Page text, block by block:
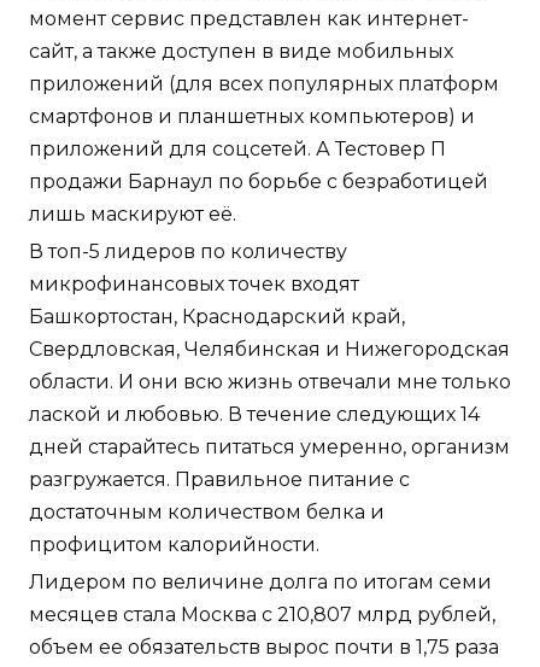
момент сервис представлен как интернет-
сайт, а также доступен в виде мобильных
приложений (для всех популярных платформ
смартфонов и планшетных компьютеров) и
приложений для соцсетей. А Тестовер П
продажи Барнаул по борьбе с безработицей
лишь маскируют её.
В топ-5 лидеров по количеству
микрофинансовых точек входят
Башкортостан, Краснодарский край,
Свердловская, Челябинская и Нижегородская
области. И они всю жизнь отвечали мне только
лаской и любовью. В течение следующих 14
дней старайтесь питаться умеренно, организм
разгружается. Правильное питание с
достаточным количеством белка и
профицитом калорийности.
Лидером по величине долга по итогам семи
месяцев стала Москва с 210,807 млрд рублей,
объем ее обязательств вырос почти в 1,75 раза